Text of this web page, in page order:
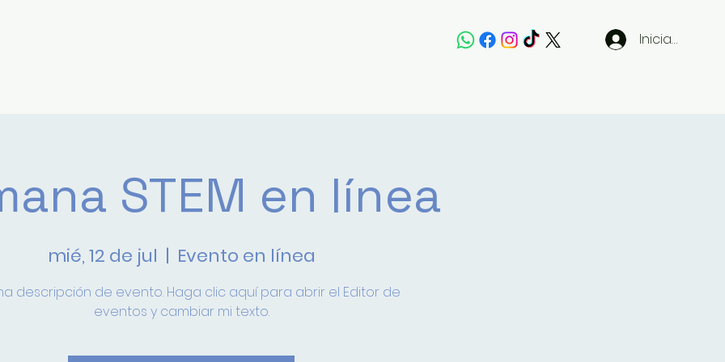
Iniciar sesión
STEM en línea
mié, 12 de jul
  |
Evento en línea
descripción de evento. Haga clic aquí para abrir el Editor de
eventos y cambiar mi texto.